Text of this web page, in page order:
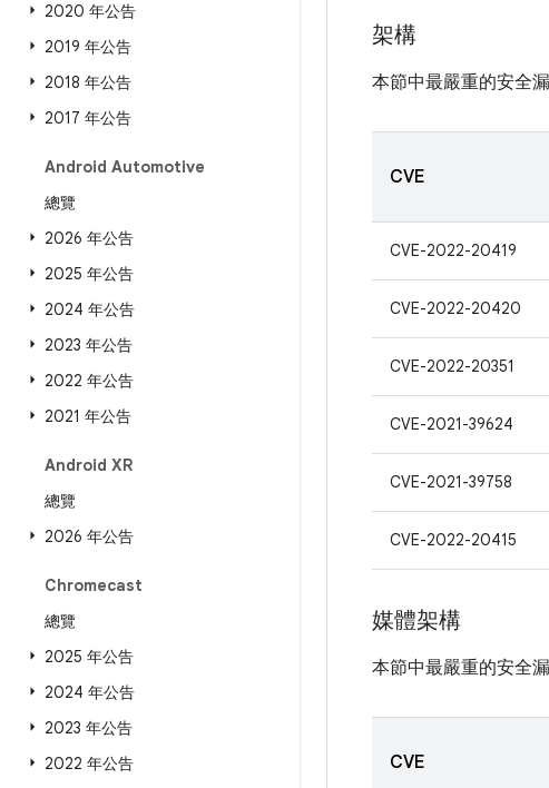
2020 年公告
2019 年公告
2018 年公告
2017 年公告
Android Automotive
總覽
2026 年公告
2025 年公告
2024 年公告
2023 年公告
2022 年公告
2021 年公告
Android XR
總覽
2026 年公告
Chromecast
總覽
2025 年公告
2024 年公告
2023 年公告
2022 年公告
架構
本節中最嚴重的安全
CVE
CVE-2022-20419
CVE-2022-20420
CVE-2022-20351
CVE-2021-39624
CVE-2021-39758
CVE-2022-20415
媒體架構
本節中最嚴重的安全
CVE